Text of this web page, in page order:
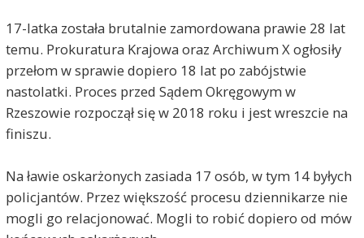
17-latka została brutalnie zamordowana prawie 28 lat
temu. Prokuratura Krajowa oraz Archiwum X ogłosiły
przełom w sprawie dopiero 18 lat po zabójstwie
nastolatki. Proces przed Sądem Okręgowym w
Rzeszowie rozpoczął się w 2018 roku i jest wreszcie na
finiszu.
Na ławie oskarżonych zasiada 17 osób, w tym 14 byłych
policjantów. Przez większość procesu dziennikarze nie
mogli go relacjonować. Mogli to robić dopiero od mów